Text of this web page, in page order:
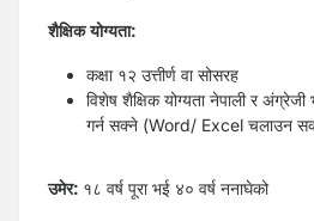
शैक्षिक योग्यता:
कक्षा १२ उत्तीर्ण वा सोसरह
विशेष शैक्षिक योग्यता नेपाली र अंग्रेजी
गर्न सक्ने (Word/ Excel चलाउन
उमेर: १८ वर्ष पूरा भई ४० वर्ष ननाघेको